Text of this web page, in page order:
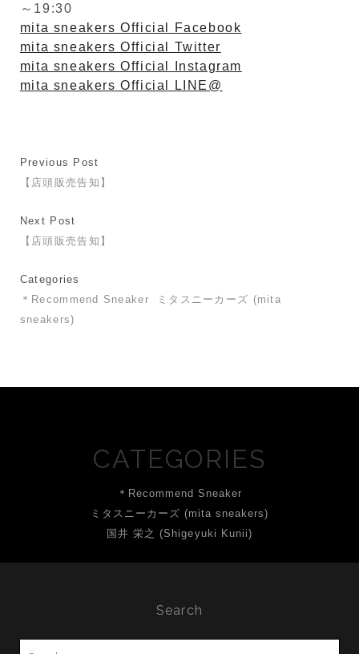
～19:30
mita sneakers Official Facebook
mita sneakers Official Twitter
mita sneakers Official Instagram
mita sneakers Official LINE@
Previous Post
【店頭販売告知】
Next Post
【店頭販売告知】
Categories
＊Recommend Sneaker
ミタスニーカーズ (mita
sneakers)
CATEGORIES
＊Recommend Sneaker
ミタスニーカーズ (mita sneakers)
国井 栄之 (Shigeyuki Kunii)
Search